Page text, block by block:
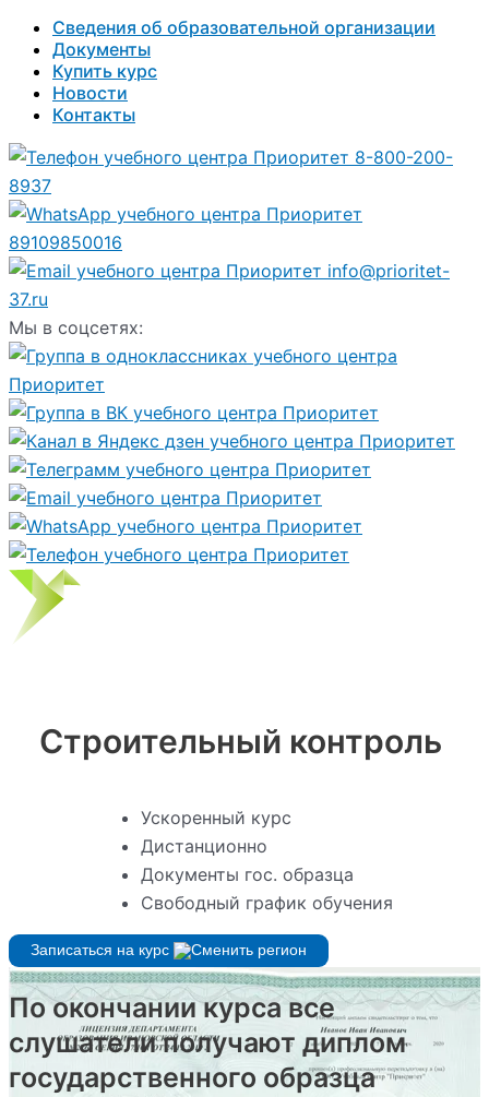
Сведения об образовательной организации
Документы
Купить курс
Новости
Контакты
8-800-200-
8937
89109850016
info@prioritet-
37.ru
Мы в соцсетях:
Строительный контроль
Ускоренный курс
Дистанционно
Документы гос. образца
Свободный график обучения
Записаться на курс
По окончании курса все
слушатели получают диплом
государственного образца